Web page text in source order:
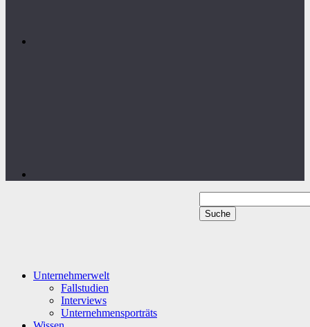
Unternehmerwelt
Fallstudien
Interviews
Unternehmensporträts